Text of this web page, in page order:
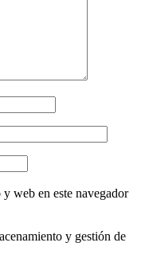
web en este navegador
y gestión de